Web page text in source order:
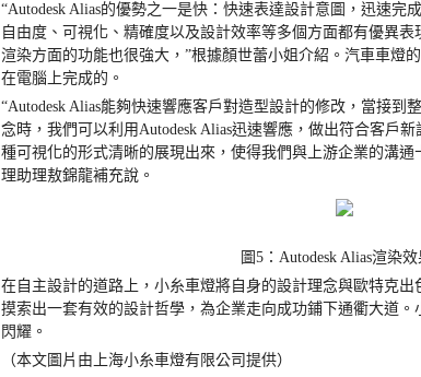
“Autodesk Alias的優勢之一是快：快速表達設計意圖，迅速完
自由度、可視化、精確度以及設計效率等多個方面都有優異
渲染方面的功能也很強大， ”根據顏世蕾小姐介紹。汽車車燈
在電腦上完成的。
“Autodesk Alias能夠快速響應客戶對造型設計的修改，當接到
念時，我們可以利用Autodesk Alias迅速響應，做出符合客戶
種可視化的形式清晰的展現出來，使得我們與上游企業的溝通
理助理敖錦龍補充說。
圖5： Autodesk Alias渲染效
在自主設計的道路上，小糸車燈將自身的設計理念與歐特克
摸索出一套有效的設計哲學，為企業走向成功鋪下通衢大道
閃耀。
（本文圖片由上海小糸車燈有限公司提供）